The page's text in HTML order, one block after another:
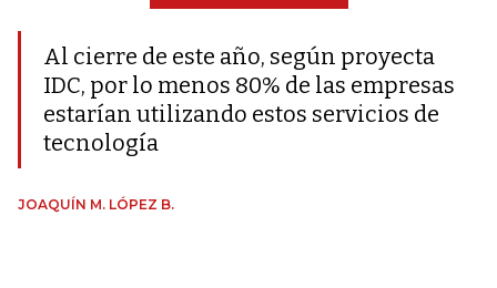
Al cierre de este año, según proyecta
IDC, por lo menos 80% de las empresas
estarían utilizando estos servicios de
tecnología
JOAQUÍN M. LÓPEZ B.